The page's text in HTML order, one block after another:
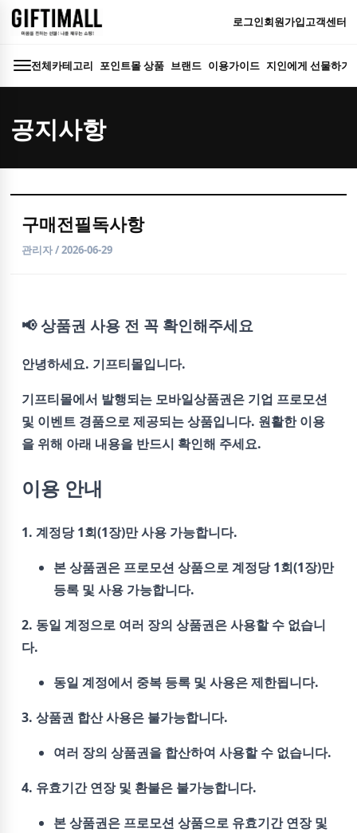
로그인회원가입고객센터
전체카테고리 포인트몰 상품 브랜드 이용가이드 지인에게 선물하기
공지사항
구매전필독사항
관리자 / 2026-06-29
📢 상품권 사용 전 꼭 확인해주세요
안녕하세요. 기프티몰입니다.
기프티몰에서 발행되는 모바일상품권은 기업 프로모션
및 이벤트 경품으로 제공되는 상품입니다. 원활한 이용
을 위해 아래 내용을 반드시 확인해 주세요.
이용 안내
1. 계정당 1회(1장)만 사용 가능합니다.
본 상품권은 프로모션 상품으로 계정당 1회(1장)만
등록 및 사용 가능합니다.
2. 동일 계정으로 여러 장의 상품권은 사용할 수 없습니
다.
동일 계정에서 중복 등록 및 사용은 제한됩니다.
3. 상품권 합산 사용은 불가능합니다.
여러 장의 상품권을 합산하여 사용할 수 없습니다.
4. 유효기간 연장 및 환불은 불가능합니다.
본 상품권은 프로모션 상품으로 유효기간 연장 및